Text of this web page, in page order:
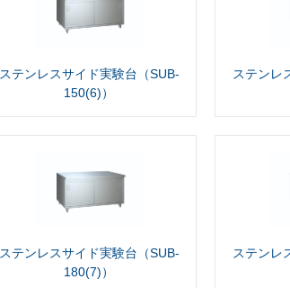
ステンレスサイド実験台（SUB-
150(6)）
ステンレ
ステンレスサイド実験台（SUB-
180(7)）
ステンレ